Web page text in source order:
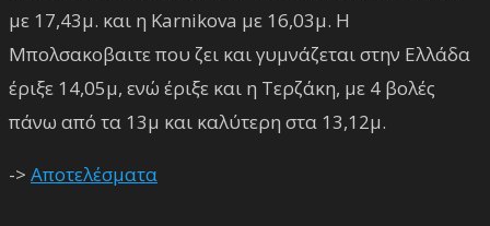
με 17,43μ. και η Karnikova με 16,03μ. Η
Μπολσακοβαιτε που ζει και γυμνάζεται στην Ελλάδα
έριξε 14,05μ, ενώ έριξε και η Τερζάκη, με 4 βολές
πάνω από τα 13μ και καλύτερη στα 13,12μ.
-> Αποτελέσματα